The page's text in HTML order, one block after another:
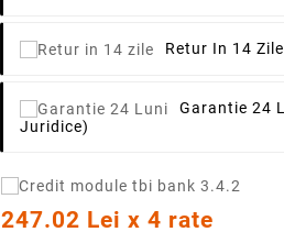
Retur In 14 Zile
Garantie 24
Juridice)
247.02 Lei x 4 rate